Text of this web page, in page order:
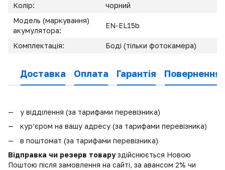
Колір:
чорний
Модель (маркування)
акумулятора:
EN-EL15b
Комплектація: Боді (тільки фотокамера)
Доставка Оплата Гарантія Повернення
у відділення (за тарифами перевізника)
кур’єром на вашу адресу (за тарифами перевізника)
в поштомат (за тарифами перевізника)
Відправка чи резерв товаруздійснюється Новою
Поштою після замовлення на сайті, за авансом 2% чи